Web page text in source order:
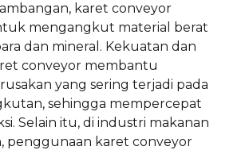
karet conveyor
mengangkut material berat
dan mineral. Kekuatan dan
conveyor membantu
yang sering terjadi pada
sehingga mempercepat
Selain itu, di industri makanan
penggunaan karet conveyor